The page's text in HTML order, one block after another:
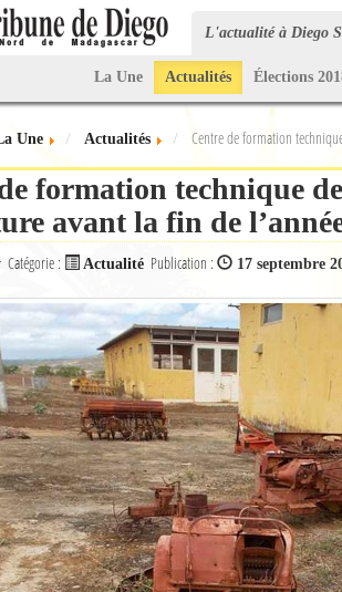
L'actualité à Diego
La Une Actualités Élections
Une Actualités Centre de formation
formation technique de
avant la fin de
Catégorie : Actualité Publication : 17 septembre